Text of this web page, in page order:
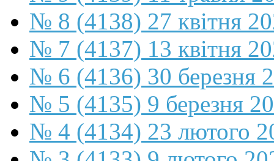
№ 8 (4138) 27 квітня
№ 7 (4137) 13 квітня
№ 6 (4136) 30 березня
№ 5 (4135) 9 березня
№ 4 (4134) 23 лютого